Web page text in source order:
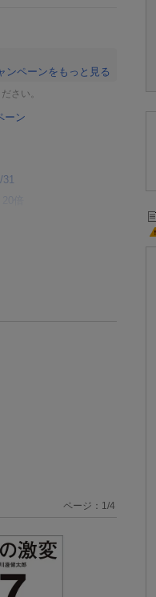
ンペーンをもっと見る
さい。
ーン
31
倍
ページ： 1 /4